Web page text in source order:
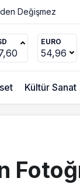
Yücel’den
EURO
54,96
Kültür Sanat